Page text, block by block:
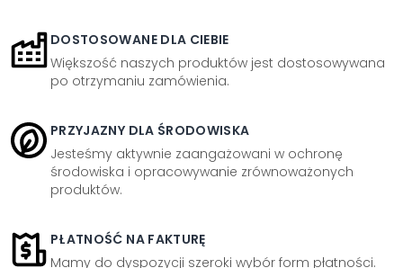
DOSTOSOWANE DLA CIEBIE
Większość naszych produktów jest dostosowywana
po otrzymaniu zamówienia.
PRZYJAZNY DLA ŚRODOWISKA
Jesteśmy aktywnie zaangażowani w ochronę
środowiska i opracowywanie zrównoważonych
produktów.
PŁATNOŚĆ NA FAKTURĘ
Mamy do dyspozycji szeroki wybór form płatności.